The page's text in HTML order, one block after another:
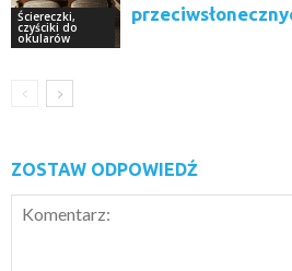
Ściereczki,
czyściki do
okularów
ZOSTAW ODPOWIEDŹ